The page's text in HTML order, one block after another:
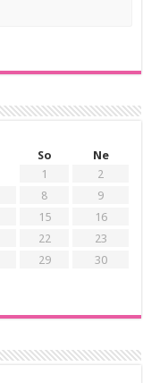
So
Ne
1
2
8
9
15
16
22
23
29
30